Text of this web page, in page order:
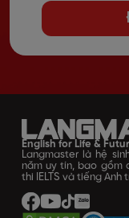
English for Life &
Langmaster là hệ
năm uy tín, bao gồm
thi IELTS và tiếng Anh